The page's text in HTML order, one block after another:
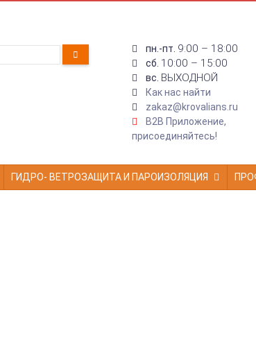
пн.-пт. 9:00 – 18:00
сб. 10:00 – 15:00
вс. ВЫХОДНОЙ
Как нас найти
zakaz@krovalians.ru
B2B Приложение,
присоединяйтесь!
ГИДРО- ВЕТРОЗАЩИТА И ПАРОИЗОЛЯЦИЯ